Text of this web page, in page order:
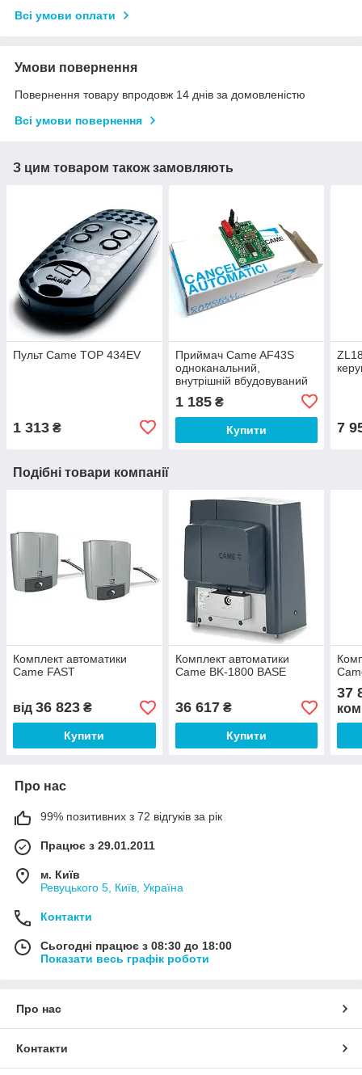
Всі умови оплати
Умови повернення
Повернення товару впродовж 14 днів за домовленістю
Всі умови повернення
З цим товаром також замовляють
Пульт Came TOP 434EV
1 313 ₴
Приймач Came AF43S
одноканальний,
внутрішній вбудовуваний
1 185₴
Купити 7
Подібні товари компанії
Комплект автоматики
Came FAST
від 36 823 ₴
Купити
Комплект автоматики
Came BK-1800 BASE
36 617₴
Купити
37
Про нас
99% позитивних з 72 відгуків за рік
Працює з 29.01.2011
м. Київ
Ревуцького 5, Київ, Україна
Контакти
Сьогодні працює з 08:30 до 18:00
Показати весь графік роботи
Про нас
Контакти